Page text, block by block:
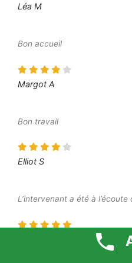
Léa M
Bon accueil
Margot A
Bon travail
Elliot S
L’intervenant a été à